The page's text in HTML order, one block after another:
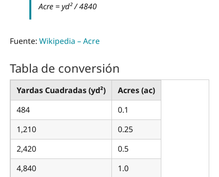
Acre = yd² / 4840
Fuente: Wikipedia – Acre
Tabla de conversión
Yardas Cuadradas (yd²)
Acres (ac)
484
0.1
1,210
0.25
2,420
0.5
4,840
1.0